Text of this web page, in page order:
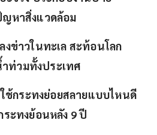
หาสิ่งแวดล้อม
ข่าวในทะเล สะท้อนโลก
ท่วมทั้งประเทศ
ช้กระทงย่อยสลายแบบไหนดี
ะทงย้อนหลัง 9 ปี